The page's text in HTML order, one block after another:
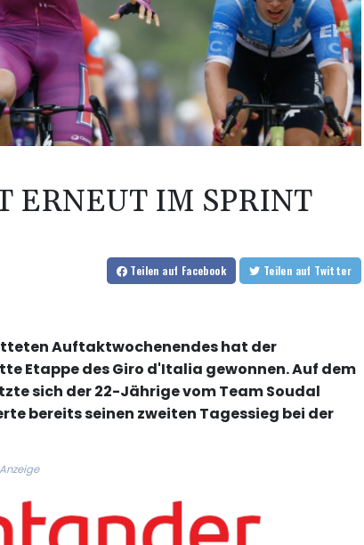
ERNEUT IM SPRINT
Teilen auf Facebook Teilen auf Twitter
Auftaktwochenendes hat der
Etappe des Giro d'Italia gewonnen. Auf dem
sich der 22-Jährige vom Team Soudal
bereits seinen zweiten Tagessieg bei der
Anzeige